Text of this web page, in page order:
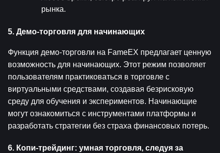
рынка.
5. Демо-торговля для начинающих
Функция демо-торговли на FameEX предлагает ценную
возможность для начинающих. Этот режим позволяет
пользователям практиковаться в торговле с
виртуальными средствами, создавая безрисковую
среду для обучения и экспериментов. Начинающие
могут ознакомиться с инструментами платформы и
разработать стратегии без страха финансовых потерь.
6. Копи-трейдинг: умная торговля, следуя за